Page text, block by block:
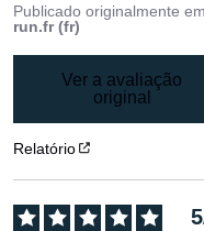
Publicado originalmente
run.fr (fr)
Ver a avaliação
original
Relatório
5